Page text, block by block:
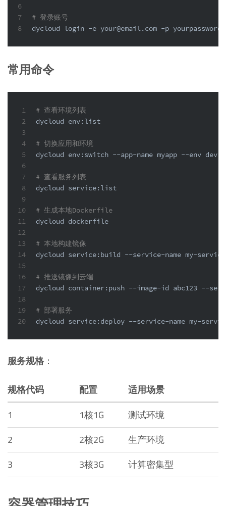
6
7
8
# 登录账号
dycloud login -e your@email.com -p yourpassword
常用命令
1
2
3
4
5
6
7
8
9
10
11
12
13
14
15
16
17
18
19
20
# 查看环境列表
dycloud env:list
# 切换应用和环境
dycloud env:switch --app-name myapp --env dev
# 查看服务列表
dycloud service:list
# 生成本地Dockerfile
dycloud dockerfile
# 本地构建镜像
dycloud service:build --service-name my-service
# 推送镜像到云端
dycloud container:push --image-id abc123 --
# 部署服务
dycloud service:deploy --service-name my-
服务规格：
规格代码 配置
适用场景
1
1核1G
测试环境
2
2核2G
生产环境
3
3核3G 计算密集型